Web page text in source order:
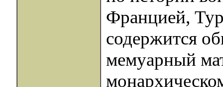
Францией,
содержится
мемуарный